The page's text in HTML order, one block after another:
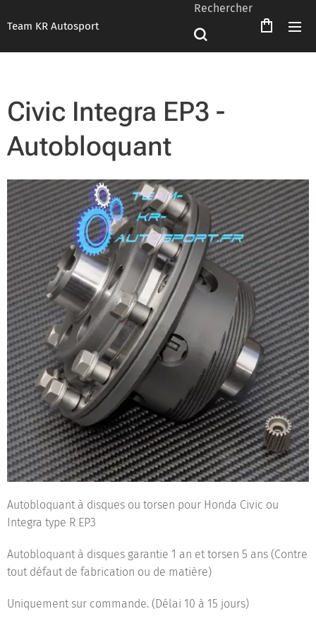
Team KR Autosport
Rechercher
Civic Integra EP3 -
Autobloquant
Autobloquant à disques ou torsen pour Honda Civic ou
Integra type R EP3
Autobloquant à disques garantie 1 an et torsen 5 ans (Contre
tout défaut de fabrication ou de matière)
Uniquement sur commande. (Délai 10 à 15 jours)